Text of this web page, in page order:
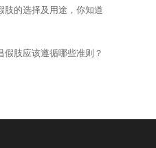
肢的选择及用途，你知道
假肢应该遵循哪些准则？